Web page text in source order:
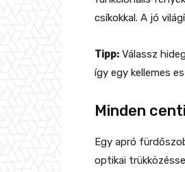
csíkokkal. A jó
Tipp: Válassz
így egy kellemes
Minden
Egy apró
optikai